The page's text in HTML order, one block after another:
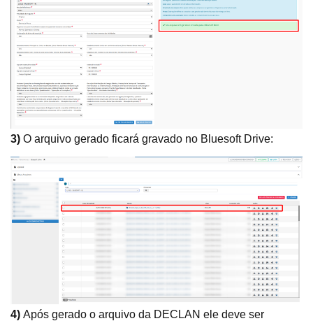
3) O arquivo gerado ficará gravado no Bluesoft Drive:
4) Após gerado o arquivo da DECLAN ele deve ser